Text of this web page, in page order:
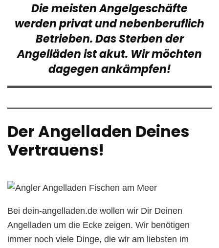
Die meisten Angelgeschäfte
werden privat und nebenberuflich
Betrieben. Das Sterben der
Angelläden ist akut. Wir möchten
dagegen ankämpfen!
Der Angelladen Deines
Vertrauens!
Bei dein-angelladen.de wollen wir Dir Deinen
Angelladen um die Ecke zeigen. Wir benötigen
immer noch viele Dinge, die wir am liebsten im